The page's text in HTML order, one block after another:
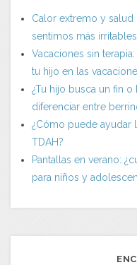
Calor extremo y
sentimos más
Vacaciones sin
tu hijo en las
¿Tu hijo busca un fin
diferenciar entre
¿Cómo puede ayudar
TDAH?
Pantallas en verano:
para niños y